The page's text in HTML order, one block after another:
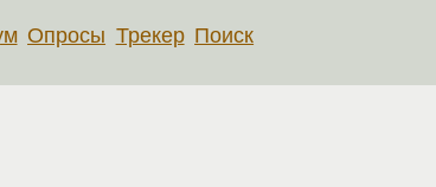
Опросы Трекер Поиск